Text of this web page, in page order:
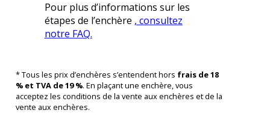
Pour plus d’informations sur les
étapes de l’enchère , consultez
notre FAQ.
* Tous les prix d’enchères s’entendent hors frais de 18
% et TVA de 19 %. En plaçant une enchère, vous
acceptez les conditions de la vente aux enchères et de la
vente aux enchères.